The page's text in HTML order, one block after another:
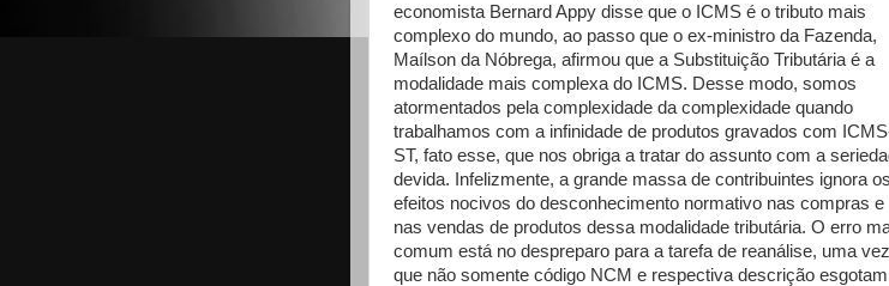
economista Bernard Appy disse que o ICMS é o tributo mais
complexo do mundo, ao passo que o ex-ministro da Fazenda,
Maílson da Nóbrega, afirmou que a Substituição Tributária é a
modalidade mais complexa do ICMS. Desse modo, somos
atormentados pela complexidade da complexidade quando
trabalhamos com a infinidade de produtos gravados com
ST, fato esse, que nos obriga a tratar do assunto com a
devida. Infelizmente, a grande massa de contribuintes ignora os
efeitos nocivos do desconhecimento normativo nas compras e
nas vendas de produtos dessa modalidade tributária. O erro
comum está no despreparo para a tarefa de reanálise, uma vez
que não somente código NCM e respectiva descrição esgotam